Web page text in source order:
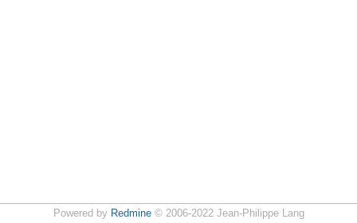
Powered by Redmine© 2006-2022 Jean-Philippe Lang